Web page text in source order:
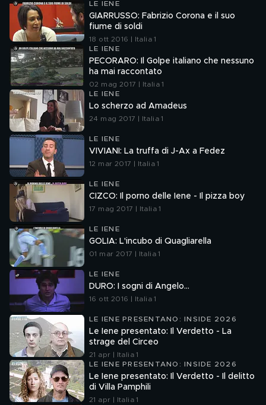
LE IENE
GIARRUSSO: Fabrizio Corona e il suo
fiume di soldi
18 ott 2016 | Italia 1
LE IENE
PECORARO: Il Golpe italiano che nessuno
ha mai raccontato
02 mag 2017 | Italia 1
LE IENE
Lo scherzo ad Amadeus
24 mag 2017 | Italia 1
LE IENE
VIVIANI: La truffa di J-Ax a Fedez
12 mar 2017 | Italia 1
LE IENE
CIZCO: Il porno delle Iene - Il pizza boy
17 mag 2017 | Italia 1
LE IENE
GOLIA: L'incubo di Quagliarella
01 mar 2017 | Italia 1
LE IENE
DURO: I sogni di Angelo…
16 ott 2016 | Italia 1
LE IENE PRESENTANO: INSIDE 2026
Le Iene presentato: Il Verdetto - La
strage del Circeo
21 apr | Italia 1
LE IENE PRESENTANO: INSIDE 2026
Le Iene presentato: Il Verdetto - Il delitto
di Villa Pamphili
21 apr | Italia 1